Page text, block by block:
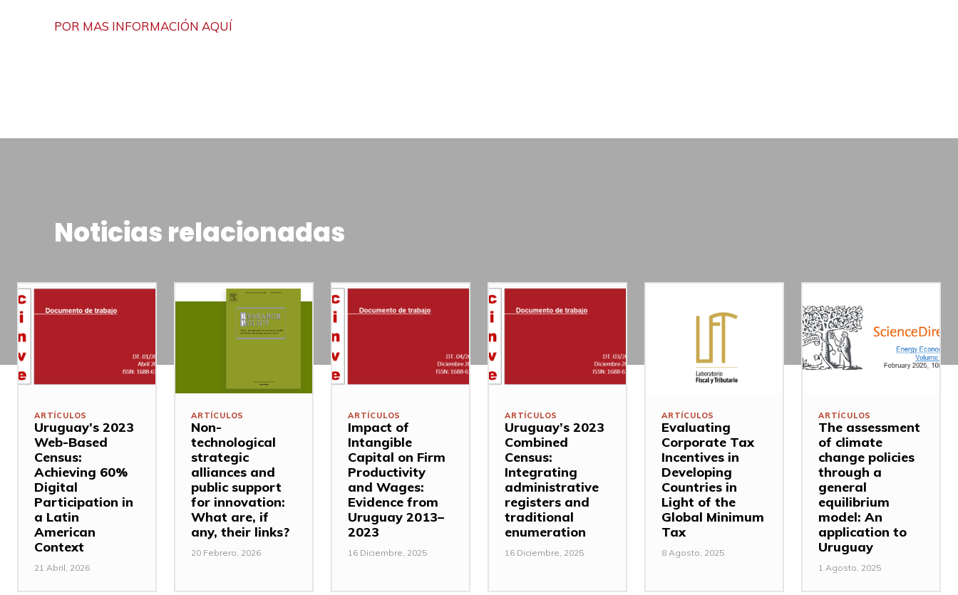
POR MAS INFORMACIÓN AQUÍ
Noticias relacionadas
ARTÍCULOS
Uruguay’s 2023
Web-Based
Census:
Achieving 60%
Digital
Participation in
a Latin
American
Context
21 Abril, 2026
ARTÍCULOS
Non-
technological
strategic
alliances and
public support
for innovation:
What are, if
any, their links?
20 Febrero, 2026
ARTÍCULOS
Impact of
Intangible
Capital on Firm
Productivity
and Wages:
Evidence from
Uruguay 2013–
2023
16 Diciembre, 2025
ARTÍCULOS
Uruguay’s 2023
Combined
Census:
Integrating
administrative
registers and
traditional
enumeration
16 Diciembre, 2025
ARTÍCULOS
Evaluating
Corporate Tax
Incentives in
Developing
Countries in
Light of the
Global Minimum
Tax
8 Agosto, 2025
ARTÍCULOS
The assessment
of climate
change policies
through a
general
equilibrium
model: An
application to
Uruguay
1 Agosto, 2025